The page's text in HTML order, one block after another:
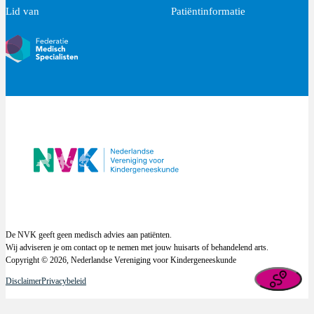
Lid van Patiëntinformatie
De NVK geeft geen medisch advies aan patiënten.
Wij adviseren je om contact op te nemen met jouw huisarts of behandelend arts.
Copyright © 2026, Nederlandse Vereniging voor Kindergeneeskunde
DisclaimerPrivacybeleid